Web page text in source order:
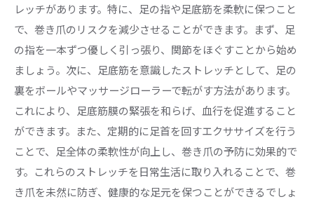
レッチがあります。特に、足の指や足底筋を柔軟に保つこと
で、巻き爪のリスクを減少させることができます。まず、足
の指を一本ずつ優しく引っ張り、関節をほぐすことから始め
ましょう。次に、足底筋を意識したストレッチとして、足の
裏をボールやマッサージローラーで転がす方法があります。
これにより、足底筋膜の緊張を和らげ、血行を促進すること
ができます。また、定期的に足首を回すエクササイズを行う
ことで、足全体の柔軟性が向上し、巻き爪の予防に効果的で
す。これらのストレッチを日常生活に取り入れることで、巻
き爪を未然に防ぎ、健康的な足元を保つことができるでしょ